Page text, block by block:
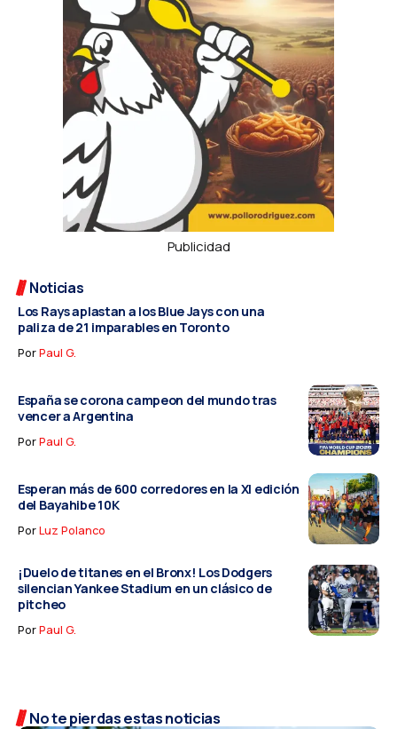
Publicidad
Noticias
Los Rays aplastan a los Blue Jays con una
paliza de 21 imparables en Toronto
PorPaul G.
España se corona campeon del mundo tras
vencer a Argentina
PorPaul G.
Esperan más de 600 corredores en la XI edición
del Bayahibe 10K
PorLuz Polanco
¡Duelo de titanes en el Bronx! Los Dodgers
silencian Yankee Stadium en un clásico de
pitcheo
PorPaul G.
No te pierdas estas noticias